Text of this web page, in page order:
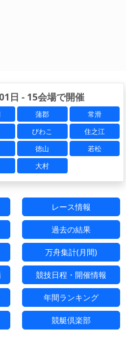
日 - 15会場で開催
蒲郡
常滑
びわこ
住之江
徳山
若松
大村
レース情報
過去の結果
万舟集計(月間)
競技日程・開催情報
年間ランキング
競艇倶楽部